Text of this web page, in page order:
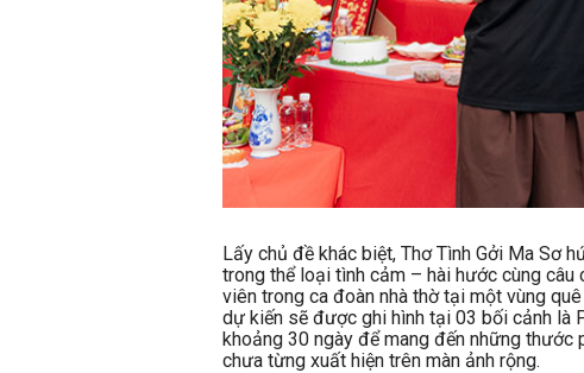
Lấy chủ đề khác biệt, Thơ Tình Gởi Ma Sơ
trong thể loại tình cảm – hài hước cùng câu
viên trong ca đoàn nhà thờ tại một vùng
dự kiến sẽ được ghi hình tại 03 bối cảnh là
khoảng 30 ngày để mang đến những thước
chưa từng xuất hiện trên màn ảnh rộng.